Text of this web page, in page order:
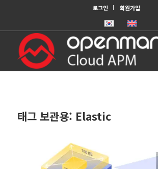
로그인 회원가입
태그 보관용: Elastic